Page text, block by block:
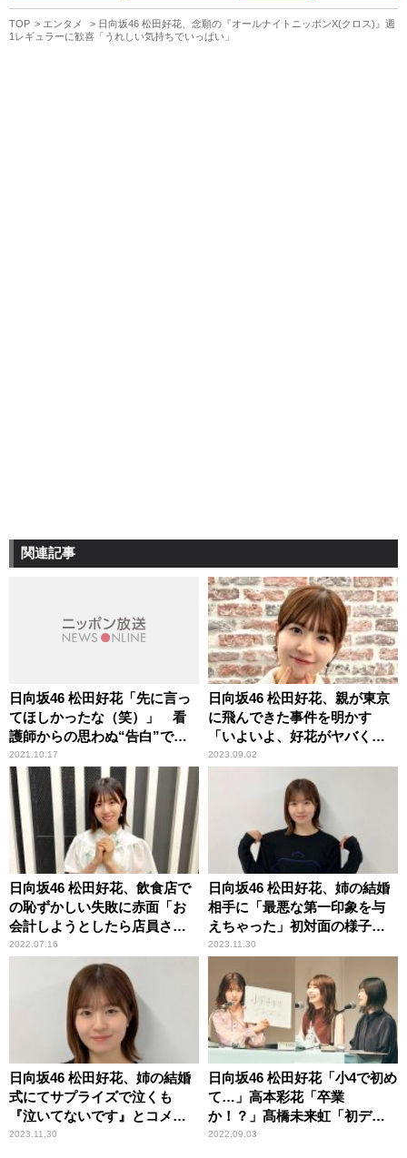
TOP エンタメ
日向坂46 松田好花、念願の『オールナイトニッポンX(クロス)』週
1レギュラーに歓喜「うれしい気持ちでいっぱい」
関連記事
日向坂46 松田好花「先に言っ
てほしかったな（笑）」 看
護師からの思わぬ“告白”で頭
が真っ白になった顛末を明か
す
2021.10.17
日向坂46 松田好花、親が東京
に飛んできた事件を明かす
「いよいよ、好花がヤバくな
ってる……って（笑）」
2023.09.02
日向坂46 松田好花、飲食店で
の恥ずかしい失敗に赤面「お
会計しようとしたら店員さん
が……」
2022.07.16
日向坂46 松田好花、姉の結婚
相手に「最悪な第一印象を与
えちゃった」初対面の様子を
告白「メンチ切る感じに……
2023.11.30
日向坂46 松田好花、姉の結婚
式にてサプライズで泣くも
『泣いてないです』とコメン
ト「泣いちゃったけど、ここ
2023.11.30
日向坂46 松田好花「小4で初め
て…」高本彩花「卒業
か！？」髙橋未来虹「初デー
ト！」 どこにも出してない
2022.09.03